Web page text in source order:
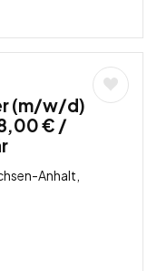
(m/w/d)
€ /
Anhalt,